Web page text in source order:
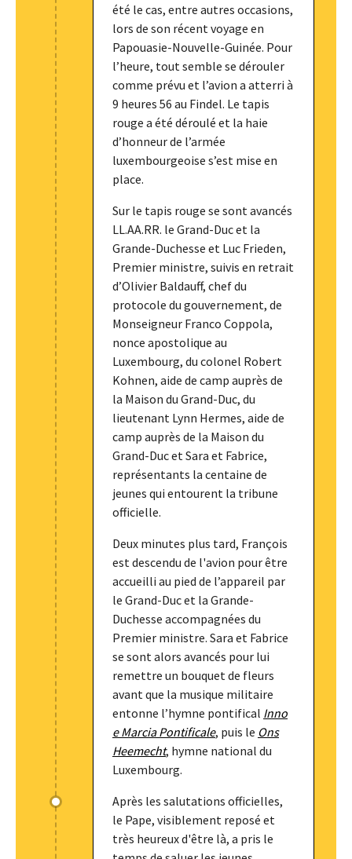
été le cas, entre autres occasions,
lors de son récent voyage en
Papouasie-Nouvelle-Guinée. Pour
l’heure, tout semble se dérouler
comme prévu et l’avion a atterri à
9 heures 56 au Findel. Le tapis
rouge a été déroulé et la haie
d’honneur de l’armée
luxembourgeoise s’est mise en
place.
Sur le tapis rouge se sont avancés
LL.AA.RR. le Grand-Duc et la
Grande-Duchesse et Luc Frieden,
Premier ministre, suivis en retrait
d’Olivier Baldauff, chef du
protocole du gouvernement, de
Monseigneur Franco Coppola,
nonce apostolique au
Luxembourg, du colonel Robert
Kohnen, aide de camp auprès de
la Maison du Grand-Duc, du
lieutenant Lynn Hermes, aide de
camp auprès de la Maison du
Grand-Duc et Sara et Fabrice,
représentants la centaine de
jeunes qui entourent la tribune
officielle.
Deux minutes plus tard, François
est descendu de l'avion pour être
accueilli au pied de l’appareil par
le Grand-Duc et la Grande-
Duchesse accompagnées du
Premier ministre. Sara et Fabrice
se sont alors avancés pour lui
remettre un bouquet de fleurs
avant que la musique militaire
entonne l’hymne pontifical Inno
e Marcia Pontificale, puis le Ons
Heemecht, hymne national du
Luxembourg.
Après les salutations officielles,
le Pape, visiblement reposé et
très heureux d'être là, a pris le